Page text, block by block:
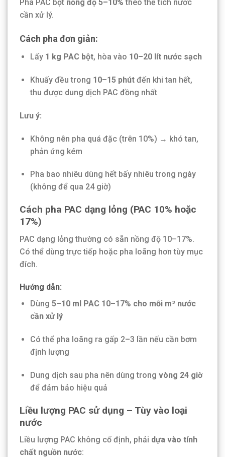
Pha PAC bột nồng độ 5–10% theo thể tích nước
cần xử lý.
Cách pha đơn giản:
Lấy 1 kg PAC bột, hòa vào 10–20 lít nước sạch
Khuấy đều trong 10–15 phútđến khi tan hết,
thu được dung dịch PAC đồng nhất
Lưu ý:
Không nên pha quá đặc (trên 10%) → khó tan,
phản ứng kém
Pha bao nhiêu dùng hết bấy nhiêu trong ngày
(không để qua 24 giờ)
Cách pha PAC dạng lỏng (PAC 10% hoặc
17%)
PAC dạng lỏng thường có sẵn nồng độ 10–17%.
Có thể dùng trực tiếp hoặc pha loãng hơn tùy mục
đích.
Hướng dẫn:
Dùng 5–10 ml PAC 10–17% cho mỗi m³ nước
cần xử lý
Có thể pha loãng ra gấp 2–3 lần nếu cần bơm
định lượng
Dung dịch sau pha nên dùng trong vòng 24 giờ
để đảm bảo hiệu quả
Liều lượng PAC sử dụng – Tùy vào loại
nước
Liều lượng PAC không cố định, phải dựa vào tính
chất nguồn nước: